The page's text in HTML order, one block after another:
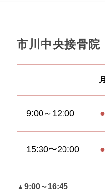
市川中央接骨院
月
9:00～12:00 ●
15:30〜20:00 ●
▲9:00～16:45